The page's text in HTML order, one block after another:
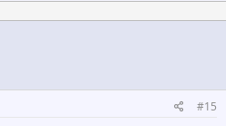
#15